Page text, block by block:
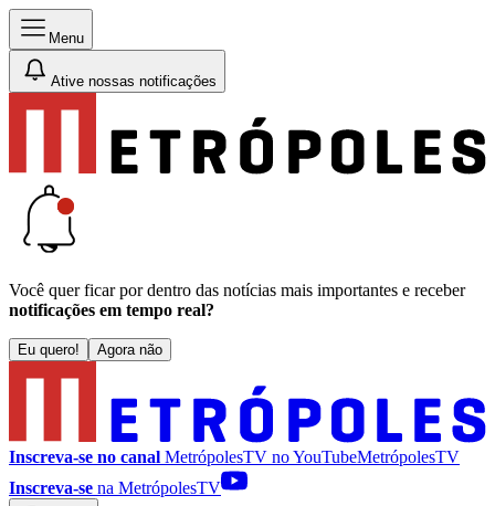
Menu
Ative nossas notificações
Você quer ficar por dentro das notícias mais importantes e receber
notificações em tempo real?
Eu quero! Agora não
Inscreva-se no canal MetrópolesTV noYouTubeMetrópolesTV
Inscreva-se na MetrópolesTV